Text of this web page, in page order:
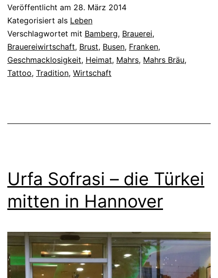
Veröffentlicht am 28. März 2014
Kategorisiert als Leben
Verschlagwortet mit Bamberg, Brauerei,
Brauereiwirtschaft, Brust, Busen, Franken,
Geschmacklosigkeit, Heimat, Mahrs, Mahrs Bräu,
Tattoo, Tradition, Wirtschaft
Urfa Sofrasi – die Türkei
mitten in Hannover